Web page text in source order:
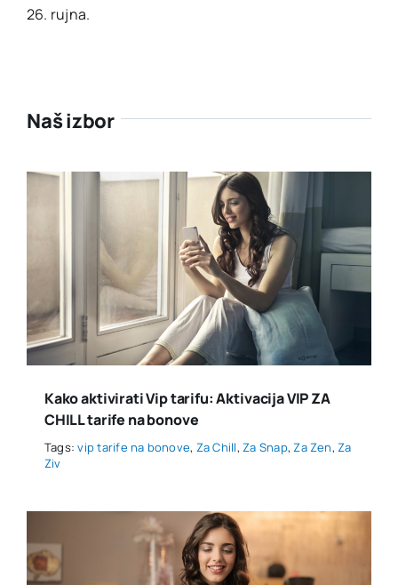
26. rujna.
Naš izbor
Kako aktivirati Vip tarifu: Aktivacija VIP ZA
CHILL tarife na bonove
Tags:vip tarife na bonove, Za Chill,Za Snap,Za Zen,Za
Ziv